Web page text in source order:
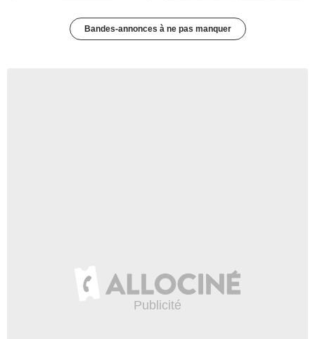
Bandes-annonces à ne pas manquer